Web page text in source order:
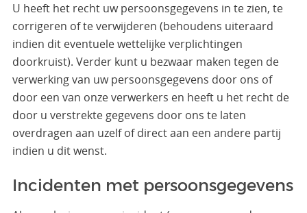
U heeft het recht uw persoonsgegevens in te zien, te
corrigeren of te verwijderen (behoudens uiteraard
indien dit eventuele wettelijke verplichtingen
doorkruist). Verder kunt u bezwaar maken tegen de
verwerking van uw persoonsgegevens door ons of
door een van onze verwerkers en heeft u het recht de
door u verstrekte gegevens door ons te laten
overdragen aan uzelf of direct aan een andere partij
indien u dit wenst.
Incidenten met persoonsgegevens